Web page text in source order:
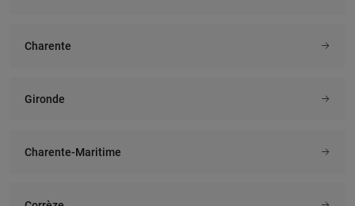
Charente
Gironde
Charente-Maritime